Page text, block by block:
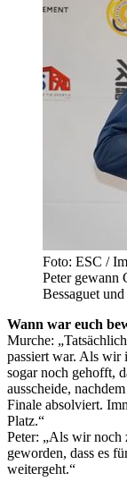
Foto: ESC /
Peter gewann
Bessaguet
Wann war euch
Murche:
passiert war. Als wir
sogar noch gehofft,
ausscheide,
Finale absolviert.
Platz.“
Peter: „Als wir
geworden, dass es
weitergeht.“